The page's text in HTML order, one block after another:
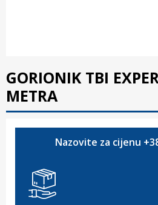
GORIONIK TBI
METRA
Nazovite za cijenu